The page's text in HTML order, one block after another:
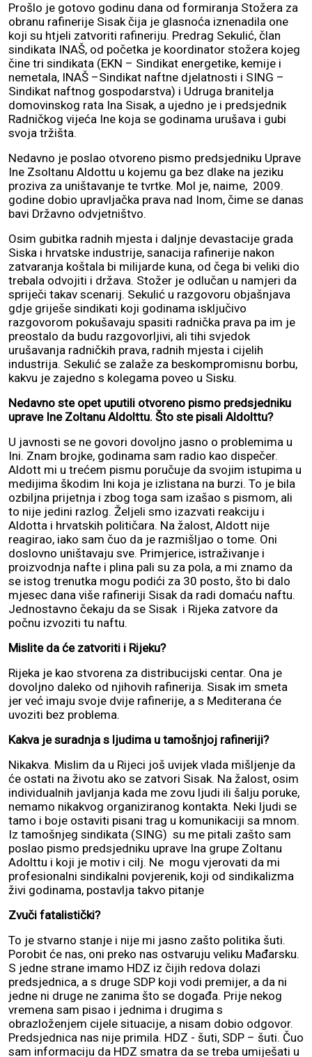
Prošlo je gotovo godinu dana od formiranja Stožera za
obranu rafinerije Sisak čija je glasnoća iznenadila one
koji su htjeli zatvoriti rafineriju. Predrag Sekulić, član
sindikata INAŠ, od početka je koordinator stožera kojeg
čine tri sindikata (EKN – Sindikat energetike, kemije i
nemetala, INAŠ –Sindikat naftne djelatnosti i SING –
Sindikat naftnog gospodarstva) i Udruga branitelja
domovinskog rata Ina Sisak, a ujedno je i predsjednik
Radničkog vijeća Ine koja se godinama urušava i gubi
svoja tržišta.
Nedavno je poslao otvoreno pismo predsjedniku Uprave
Ine Zsoltanu Aldottu u kojemu ga bez dlake na jeziku
proziva za uništavanje te tvrtke. Mol je, naime, 2009.
godine dobio upravljačka prava nad Inom, čime se danas
bavi Državno odvjetništvo.
Osim gubitka radnih mjesta i daljnje devastacije grada
Siska i hrvatske industrije, sanacija rafinerije nakon
zatvaranja koštala bi milijarde kuna, od čega bi veliki dio
trebala odvojiti i država. Stožer je odlučan u namjeri da
spriječi takav scenarij. Sekulić u razgovoru objašnjava
gdje griješe sindikati koji godinama isključivo
razgovorom pokušavaju spasiti radnička prava pa im je
preostalo da budu razgovorljivi, ali tihi svjedok
urušavanja radničkih prava, radnih mjesta i cijelih
industrija. Sekulić se zalaže za beskompromisnu borbu,
kakvu je zajedno s kolegama poveo u Sisku.
Nedavno ste opet uputili otvoreno pismo predsjedniku
uprave Ine Zoltanu Aldolttu. Što ste pisali Aldolttu?
U javnosti se ne govori dovoljno jasno o problemima u
Ini. Znam brojke, godinama sam radio kao dispečer.
Aldott mi u trećem pismu poručuje da svojim istupima u
medijima škodim Ini koja je izlistana na burzi. To je bila
ozbiljna prijetnja i zbog toga sam izašao s pismom, ali
to nije jedini razlog. Željeli smo izazvati reakciju i
Aldotta i hrvatskih političara. Na žalost, Aldott nije
reagirao, iako sam čuo da je razmišljao o tome. Oni
doslovno uništavaju sve. Primjerice, istraživanje i
proizvodnja nafte i plina pali su za pola, a mi znamo da
se istog trenutka mogu podići za 30 posto, što bi dalo
mjesec dana više rafineriji Sisak da radi domaću naftu.
Jednostavno čekaju da se Sisak i Rijeka zatvore da
počnu izvoziti tu naftu.
Mislite da će zatvoriti i Rijeku?
Rijeka je kao stvorena za distribucijski centar. Ona je
dovoljno daleko od njihovih rafinerija. Sisak im smeta
jer već imaju svoje dvije rafinerije, a s Mediterana će
uvoziti bez problema.
Kakva je suradnja s ljudima u tamošnjoj rafineriji?
Nikakva. Mislim da u Rijeci još uvijek vlada mišljenje da
će ostati na životu ako se zatvori Sisak. Na žalost, osim
individualnih javljanja kada me zovu ljudi ili šalju poruke,
nemamo nikakvog organiziranog kontakta. Neki ljudi se
tamo i boje ostaviti pisani trag u komunikaciji sa mnom.
Iz tamošnjeg sindikata (SING) su me pitali zašto sam
poslao pismo predsjedniku uprave Ina grupe Zoltanu
Adolttu i koji je motiv i cilj. Ne mogu vjerovati da mi
profesionalni sindikalni povjerenik, koji od sindikalizma
živi godinama, postavlja takvo pitanje
Zvuči fatalistički?
To je stvarno stanje i nije mi jasno zašto politika šuti.
Porobit će nas, oni preko nas ostvaruju veliku Mađarsku.
S jedne strane imamo HDZ iz čijih redova dolazi
predsjednica, a s druge SDP koji vodi premijer, a da ni
jedne ni druge ne zanima što se događa. Prije nekog
vremena sam pisao i jednima i drugima s
obrazloženjem cijele situacije, a nisam dobio odgovor.
Predsjednica nas nije primila. HDZ - šuti, SDP – šuti. Čuo
sam informaciju da HDZ smatra da se treba umiješati u